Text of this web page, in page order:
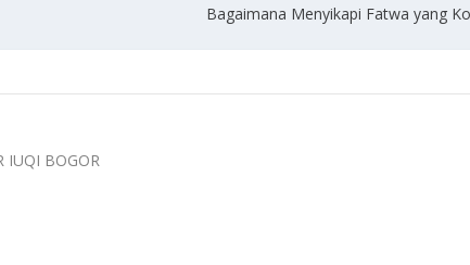
Bagaimana Menyikapi Fatwa yang
IUQI BOGOR